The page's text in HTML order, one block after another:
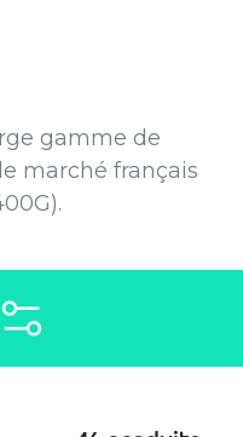
gamme de
marché français